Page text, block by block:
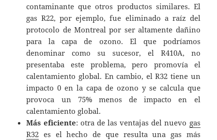
contaminante que otros productos similares. El
gas R22, por ejemplo, fue eliminado a raíz del
protocolo de Montreal por ser altamente dañino
para la capa de ozono. El que podríamos
denominar como su sucesor, el R410A, no
presentaba este problema, pero promovía el
calentamiento global. En cambio, el R32 tiene un
impacto 0 en la capa de ozono y se calcula que
provoca un 75% menos de impacto en el
calentamiento global.
Más eficiente: otra de las ventajas del nuevo gas
R32 es el hecho de que resulta una gas más